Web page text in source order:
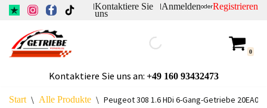
Inhalt
springen
|Kontaktiere Sie
uns
|AnmeldenoderRegistrieren
0
Kontaktiere Sie uns an: +49160 93432473
Start \ Alle Produkte \ Peugeot 308 1.6 HDi 6-Gang-Getriebe 20EA01